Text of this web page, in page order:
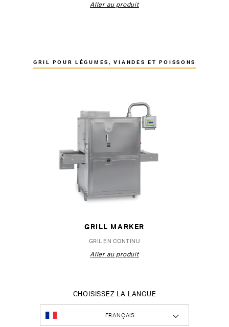
Aller au produit
GRIL POUR LÉGUMES, VIANDES ET POISSONS
GRILL MARKER
GRIL EN CONTINU
Aller au produit
CHOISISSEZ LA LANGUE
FRANÇAIS